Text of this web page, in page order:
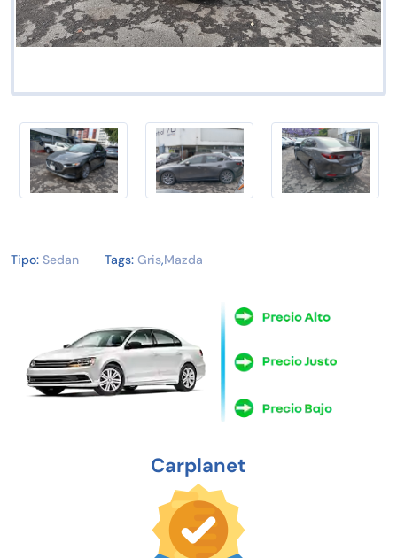
Tipo: Sedan Tags: Gris,Mazda
Carplanet